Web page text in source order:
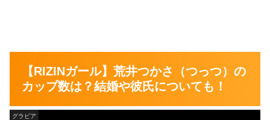
【RIZINガール】荒井つかさ（つっつ）の
カップ数は？結婚や彼氏についても！
グラビア